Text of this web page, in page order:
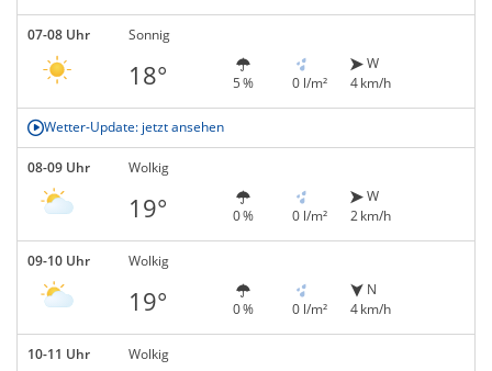
07-08 Uhr Sonnig
18° 5 % 0 l/m²
W
4 km/h
Wetter-Update: jetzt ansehen
08-09 Uhr Wolkig
19° 0 % 0 l/m²
W
2 km/h
09-10 Uhr Wolkig
19° 0 % 0 l/m²
N
4 km/h
10-11 Uhr Wolkig